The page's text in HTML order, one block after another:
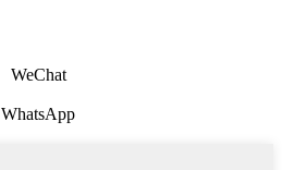
WeChat
WhatsApp